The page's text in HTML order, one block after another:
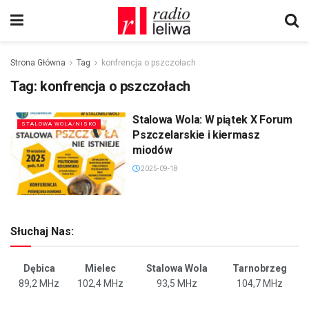
Strona Główna Tag konfrencja o pszczołach
Tag: konfrencja o pszczołach
STALOWA WOLA/NISKO
Stalowa Wola: W piątek X Forum
Pszczelarskie i kiermasz
miodów
2025-09-18
Słuchaj Nas:
Dębica Mielec Stalowa Wola
Tarnobrzeg
89,2 MHz
102,4 MHz 93,5 MHz 104,7 MHz